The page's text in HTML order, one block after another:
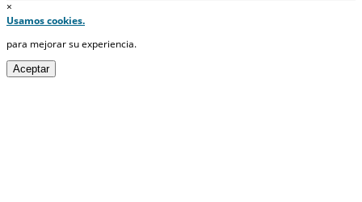
×
Usamos cookies.
para mejorar su experiencia.
Aceptar